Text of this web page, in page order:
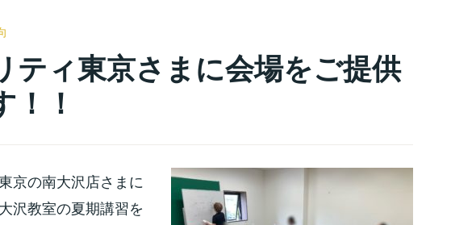
ティ東京さまに会場をご提供
！
京の南大沢店さまに
沢教室の夏期講習を